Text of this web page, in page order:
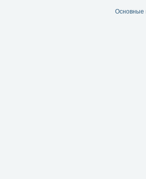
Основные